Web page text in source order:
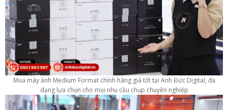
Mua máy ảnh Medium Format chính hãng giá tốt tại Anh Đức Digital, đa
dạng lựa chọn cho mọi nhu cầu chụp chuyên nghiệp